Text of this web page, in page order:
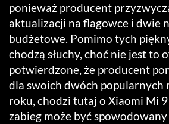
ponieważ producent
aktualizacji na flagowce i dwie
budżetowe. Pomimo tych
chodzą słuchy, choć nie jest to
potwierdzone, że producent
dla swoich dwóch popularnych
roku, chodzi tutaj o Xiaomi Mi 9
zabieg może być